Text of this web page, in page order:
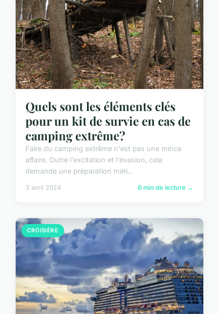
Quels sont les éléments clés
pour un kit de survie en cas de
camping extrême?
Faire du camping extrême n'est pas une mince
affaire. Outre l'excitation et l'évasion, cela
demande une préparation méti...
3 avril 2024 6 min de lecture →
CROISIÈRE